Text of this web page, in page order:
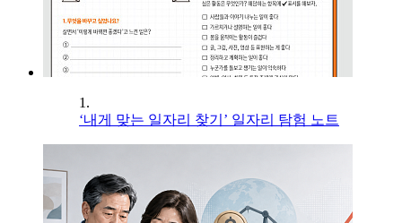
1.
‘내게 맞는 일자리 찾기’ 일자리 탐험 노트